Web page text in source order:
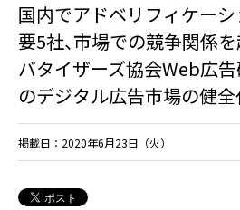
国内でアドベリフィケー
要5社、市場での競争関係
バタイザーズ協会Web広
のデジタル広告市場の健
掲載日：2020年6月23日（火）